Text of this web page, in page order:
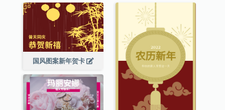
国风图案新年贺卡